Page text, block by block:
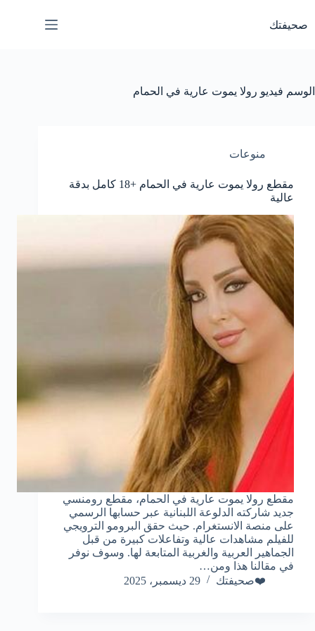
المحتوى
صحيفتك
الوسم فيديو رولا يموت عارية في الحمام
منوعات
مقطع رولا يموت عارية في الحمام +18 كامل بدقة
عالية
مقطع رولا يموت عارية في الحمام، مقطع رومنسي
جديد شاركته الدلوعة اللبنانية عبر حسابها الرسمي
على منصة الانستغرام. حيث حقق البرومو الترويجي
للفيلم مشاهدات عالية وتفاعلات كبيرة من قبل
الجماهير العربية والغربية المتابعة لها. وسوف نوفر
في مقالنا هذا ومن…
❤️صحيفتك
29 ديسمبر، 2025